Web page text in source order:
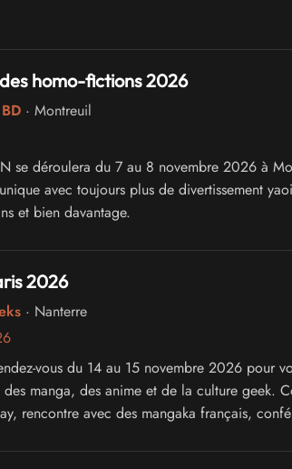
homo-fictions 2026
· Montreuil
se déroulera du 7 au 8 novembre 2026 à
avec toujours plus de divertissement
et bien davantage.
2026
· Nanterre
vous du 14 au 15 novembre 2026 pour
manga, des anime et de la culture geek.
rencontre avec des mangaka français,